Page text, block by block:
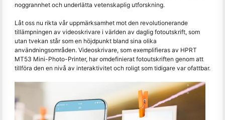
noggrannhet och underlätta vetenskaplig utforskning.
Låt oss nu rikta vår uppmärksamhet mot den revolutionerande
tillämpningen av videoskrivare i världen av daglig fotoutskrift, som
utan tvekan står som en höjdpunkt bland sina olika
användningsområden. Videoskrivare, som exemplifieras av HPRT
MT53 Mini-Photo-Printer, har omdefinierat fotoutskriften genom att
tillföra den en nivå av interaktivitet och roligt som tidigare var ofattbar.